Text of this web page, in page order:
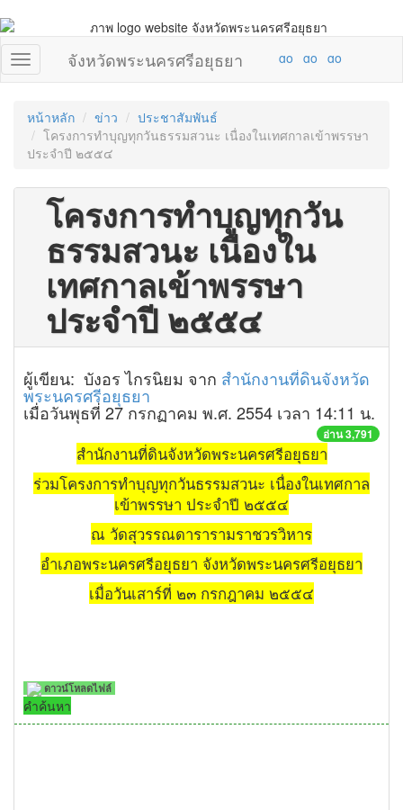
จังหวัดพระนครศรีอยุธยา
หน้าหลัก ข่าว
ประชาสัมพันธ์
โครงการทำบุญทุกวันธรรมสวนะ เนื่องในเทศกาลเข้าพรรษา
ประจำปี ๒๕๕๔
โครงการทำบุญทุกวัน
ธรรมสวนะ เนื่องใน
เทศกาลเข้าพรรษา
ประจำปี ๒๕๕๔
ผู้เขียน: บังอร ไกรนิยม จาก สำนักงานที่ดินจังหวัด
พระนครศรีอยุธยา
เมื่อวันพุธที่ 27 กรกฏาคม พ.ศ. 2554 เวลา 14:11 น.
อ่าน 3,791
สำนักงานที่ดินจังหวัดพระนครศรีอยุธยา
ร่วมโครงการทำบุญทุกวันธรรมสวนะ เนื่องในเทศกาล
เข้าพรรษา ประจำปี ๒๕๕๔
ณ วัดสุวรรณดารารามราชวรวิหาร
อำเภอพระนครศรีอยุธยา จังหวัดพระนครศรีอยุธยา
เมื่อวันเสาร์ที่ ๒๓ กรกฎาคม ๒๕๕๔
ดาวน์โหลดไฟล์
คำค้นหา